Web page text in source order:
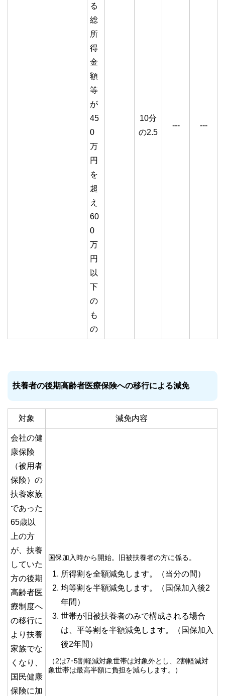
る
総
所
得
金
額
等
が
45
0
万
円
を
超
え
60
0
万
円
以
下
の
も
の
10分
の2.5
--- ---
扶養者の後期高齢者医療保険への移行による減免
対象 減免内容
会社の健
康保険
（被用者
保険）の
扶養家族
であった
65歳以
上の方
が、扶養
していた
方の後期
高齢者医
療制度へ
の移行に
より扶養
家族でな
くなり、
国民健康
保険に加
国保加入時から開始。旧被扶養者の方に係る。
所得割を全額減免します。（当分の間）
均等割を半額減免します。（国保加入後2
年間）
世帯が旧被扶養者のみで構成される場合
は、平等割を半額減免します。（国保加入
後2年間）
（2は7･5割軽減対象世帯は対象外とし、2割軽減対
象世帯は最高半額に負担を減らします。）